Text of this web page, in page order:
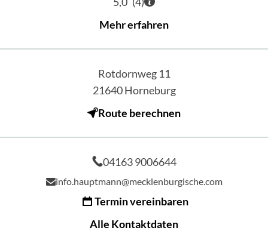
Mehr erfahren
Rotdornweg 11
21640 Horneburg
Route berechnen
04163 9006644
info.hauptmann@mecklenburgische.com
Termin vereinbaren
Alle Kontaktdaten